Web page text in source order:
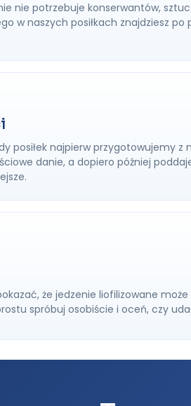
nie potrzebuje konserwantów,
w naszych posiłkach znajdziesz
posiłek najpierw przygotowujemy z
danie, a dopiero później
że jedzenie liofilizowane
spróbuj osobiście i oceń, czy